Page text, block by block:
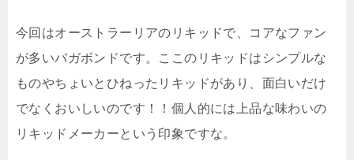
今回はオーストラーリアのリキッドで、コアなファン
が多いバガボンドです。ここのリキッドはシンプルな
ものやちょいとひねったリキッドがあり、面白いだけ
でなくおいしいのです！！個人的には上品な味わいの
リキッドメーカーという印象ですな。